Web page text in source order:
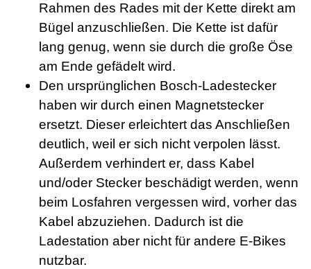
Rahmen des Rades mit der Kette direkt am
Bügel anzuschließen. Die Kette ist dafür
lang genug, wenn sie durch die große Öse
am Ende gefädelt wird.
Den ursprünglichen Bosch-Ladestecker
haben wir durch einen Magnetstecker
ersetzt. Dieser erleichtert das Anschließen
deutlich, weil er sich nicht verpolen lässt.
Außerdem verhindert er, dass Kabel
und/oder Stecker beschädigt werden, wenn
beim Losfahren vergessen wird, vorher das
Kabel abzuziehen. Dadurch ist die
Ladestation aber nicht für andere E-Bikes
nutzbar.